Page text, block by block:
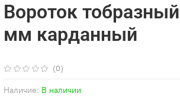
(0)
Наличие: В наличии
Вороток
мм карданный